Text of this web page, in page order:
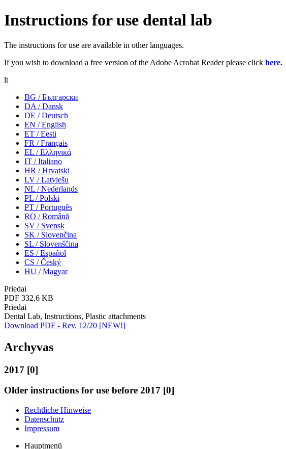
Instructions for use dental lab
The instructions for use are available in other languages.
If you wish to download a free version of the Adobe Acrobat Reader please click here.
lt
BG / Български
DA / Dansk
DE / Deutsch
EN / English
ET / Eesti
FR / Français
EL / Ελληνικά
IT / Italiano
HR / Hrvatski
LV / Latviešu
NL / Nederlands
PL / Polski
PT / Português
RO / Română
SV / Svensk
SK / Slovenčina
SL / Slovenščina
ES / Español
CS / Český
HU / Magyar
Priedai
PDF 332,6 KB
Priedai
Dental Lab, Instructions, Plastic attachments
Download PDF - Rev. 12/20 [NEW!]
Archyvas
2017 [0]
Older instructions for use before 2017 [0]
Rechtliche Hinweise
Datenschutz
Impressum
Hauptmenü